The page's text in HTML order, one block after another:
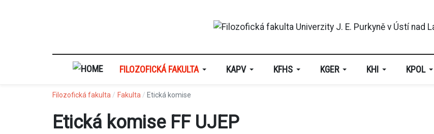
FILOZOFICKÁ FAKULTA KAPV KFHS KGER KHI KPOL
Filozofická fakulta Fakulta Etická komise
Etická komise FF UJEP